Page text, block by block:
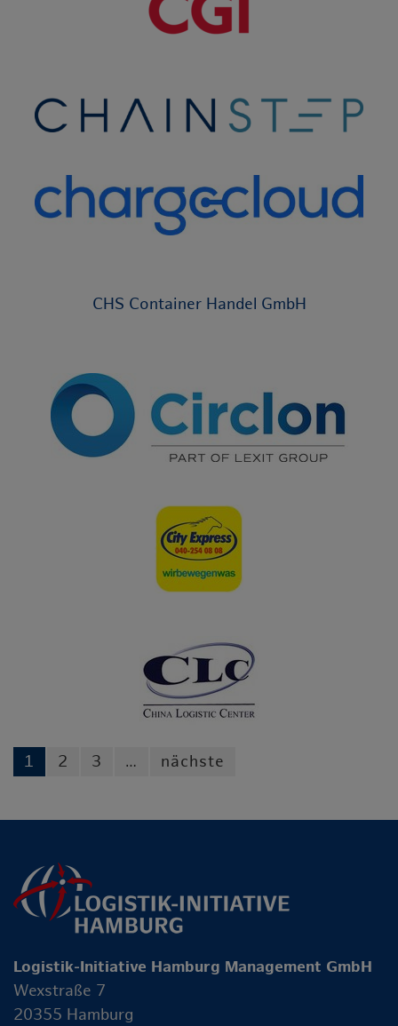
CHS Container Handel GmbH
1 2 3 … nächste
Logistik-Initiative Hamburg Management GmbH
Wexstraße 7
20355 Hamburg